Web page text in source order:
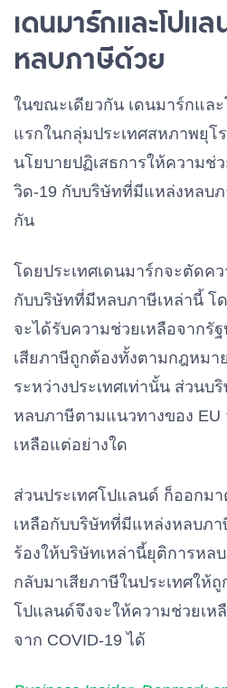
เดนมาร์กและโปแ
หลบภาษีด้วย
ในขณะเดียวกัน เดนมาร์กแล
แรกในกลุ่มประเทศสหภาพยุโ
นโยบายปฏิเสธการให้ความช่
วิด-19 กับบริษัทที่มีแหล่งหลบ
กัน
โดยประเทศเดนมาร์กจะตัดค
กับบริษัทที่มีหลบภาษีเหล่านี้ โ
จะได้รับความช่วยเหลือจากรั
เสียภาษีถูกต้องทั้งตามกฎหมา
ระหว่างประเทศเท่านั้น ส่วนบ
หลบภาษีตามแนวทางของ EU
เหลือแต่อย่างใด
ส่วนประเทศโปแลนด์ ก็ออกม
เหลือกับบริษัทที่มีแหล่งหลบภา
ร้องให้บริษัทเหล่านี้ยุติการหล
กลับมาเสียภาษีในประเทศให้
โปแลนด์จึงจะให้ความช่วยเห
จาก COVID-19 ได้